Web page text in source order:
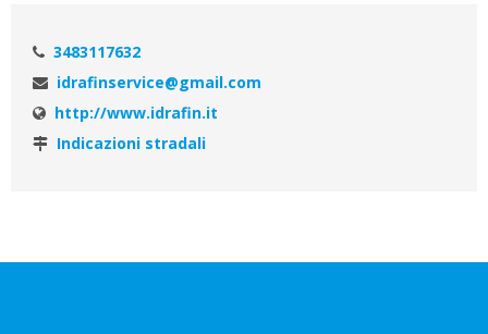
3483117632
idrafinservice@gmail.com
http://www.idrafin.it
Indicazioni stradali